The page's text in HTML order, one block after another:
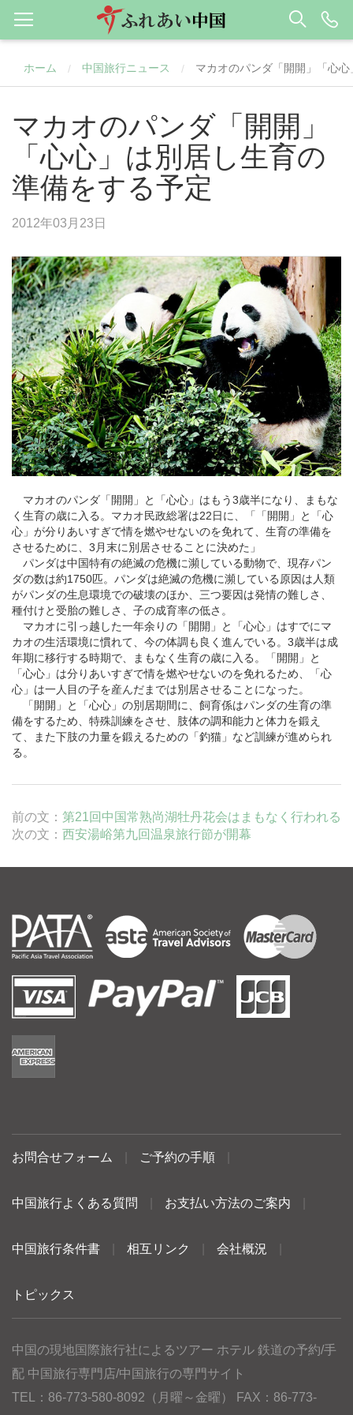
ホーム / 中国旅行ニュース / マカオのパンダ「開開」「心
マカオのパンダ「開開」
「心心」は別居し生育の
準備をする予定
2012年03月23日
マカオのパンダ「開開」と「心心」はもう3歳半になり、まもな
く生育の歳に入る。マカオ民政総署は22日に、「「開開」と「心
心」が分りあいすぎで情を燃やせないのを免れて、生育の準備を
させるために、3月末に別居させることに決めた」
パンダは中国特有の絶滅の危機に瀕している動物で、現存パン
ダの数は約1750匹。パンダは絶滅の危機に瀕している原因は人類
がパンダの生息環境での破壊のほか、三つ要因は発情の難しさ、
種付けと受胎の難しさ、子の成育率の低さ。
マカオに引っ越した一年余りの「開開」と「心心」はすでにマ
カオの生活環境に慣れて、今の体調も良く進んでいる。3歳半は成
年期に移行する時期で、まもなく生育の歳に入る。「開開」と
「心心」は分りあいすぎで情を燃やせないのを免れるため、「心
心」は一人目の子を産んだまでは別居させることになった。
「開開」と「心心」の別居期間に、飼育係はパンダの生育の準
備をするため、特殊訓練をさせ、肢体の調和能力と体力を鍛え
て、また下肢の力量を鍛えるための「釣猫」など訓練が進められ
る。
前の文： 第21回中国常熟尚湖牡丹花会はまもなく行われる
次の文： 西安湯峪第九回温泉旅行節が開幕
お問合せフォーム ご予約の手順
中国旅行よくある質問 お支払い方法のご案内
中国旅行条件書 相互リンク 会社概況
トピックス
中国の現地国際旅行社によるツアー ホテル 鉄道の予約/手
配 中国旅行専門店/中国旅行の専門サイト
TEL：86-773-580-8092（月曜～金曜） FAX：86-773-